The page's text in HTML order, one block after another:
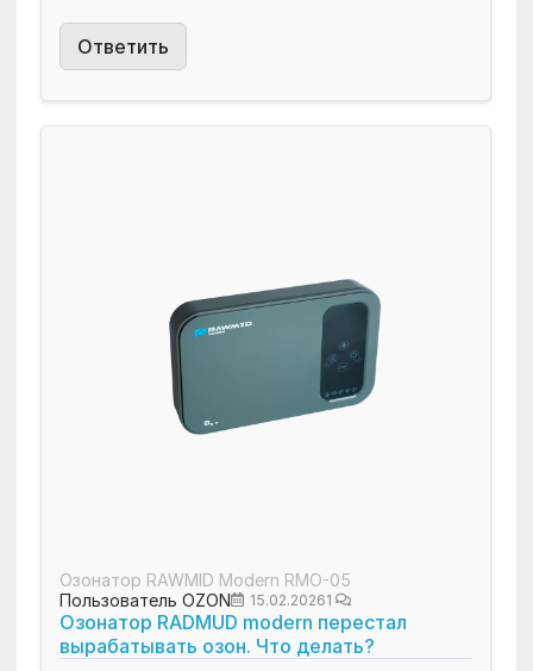
Ответить
Озонатор RAWMID Modern RMO-05
Пользователь OZON
15.02.20261
Озонатор RADMUD modern перестал
вырабатывать озон. Что делать?